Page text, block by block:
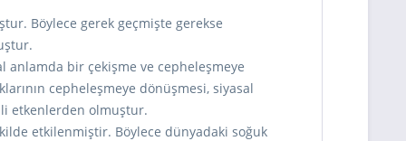
Böylece gerek geçmişte gerekse
anlamda bir çekişme ve cepheleşmeye
cepheleşmeye dönüşmesi, siyasal
etkenlerden olmuştur.
etkilenmiştir. Böylece dünyadaki soğuk